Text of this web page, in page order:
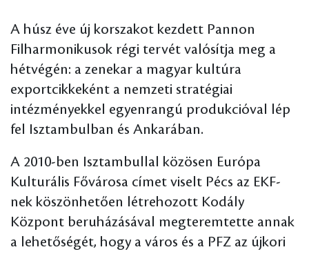
A húsz éve új korszakot kezdett Pannon
Filharmonikusok régi tervét valósítja meg a
hétvégén: a zenekar a magyar kultúra
exportcikkeként a nemzeti stratégiai
intézményekkel egyenrangú produkcióval lép
fel Isztambulban és Ankarában.
A 2010-ben Isztambullal közösen Európa
Kulturális Fővárosa címet viselt Pécs az EKF-
nek köszönhetően létrehozott Kodály
Központ beruházásával megteremtette annak
a lehetőségét, hogy a város és a PFZ az újkori